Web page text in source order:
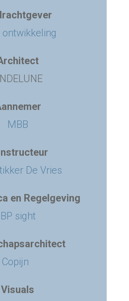
ontwikkeling
MBB
De Vries
en Regelgeving
sight
Copijn
Visuals